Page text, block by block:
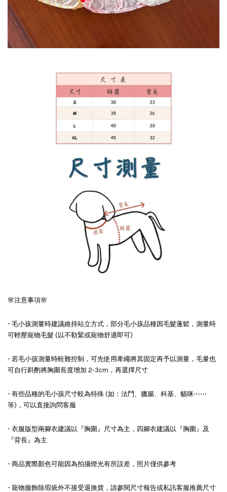
🌸注意事項🌸
- 毛小孩測量時建議維持站立方式，部分毛小孩品種因毛髮蓬鬆，測量時
可輕壓寵物毛髮 (以不勒緊或寵物舒適即可)
- 若毛小孩測量時較難控制，可先使用牽繩將其固定再予以測量，毛量也
可自行斟酌將胸圍長度增加 2-3cm，再選擇尺寸
- 有些品種的毛小孩尺寸較為特殊 (如：法鬥、臘腸、科基、貓咪⋯⋯
等)，可以直接詢問客服
- 衣服版型兩腳衣建議以『胸圍』尺寸為主，四腳衣建議以『胸圍』及
『背長』為主
- 商品實際顏色可能因為拍攝燈光有所誤差，照片僅供參考
- 寵物服飾除瑕疵外不接受退換貨，請參閱尺寸報告或私訊客服推薦尺寸